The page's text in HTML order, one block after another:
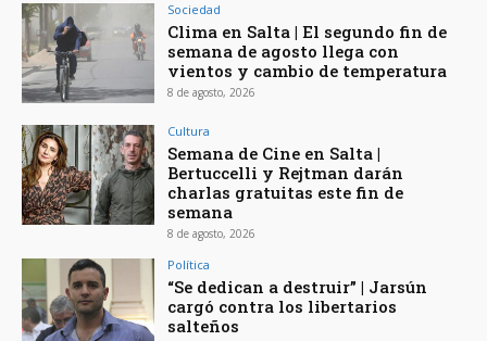
Sociedad
Clima en Salta | El segundo fin de
semana de agosto llega con
vientos y cambio de temperatura
8 de agosto, 2026
Cultura
Semana de Cine en Salta |
Bertuccelli y Rejtman darán
charlas gratuitas este fin de
semana
8 de agosto, 2026
Política
“Se dedican a destruir” | Jarsún
cargó contra los libertarios
salteños